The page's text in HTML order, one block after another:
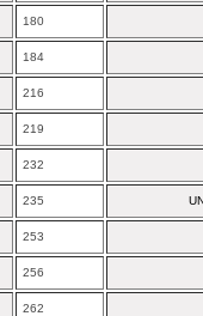
180
184
216
219
232
235
253
256
262